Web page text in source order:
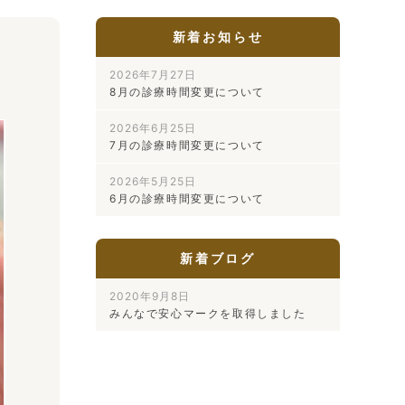
新着お知らせ
2026年7月27日
8月の診療時間変更について
2026年6月25日
7月の診療時間変更について
2026年5月25日
6月の診療時間変更について
新着ブログ
2020年9月8日
みんなで安心マークを取得しました